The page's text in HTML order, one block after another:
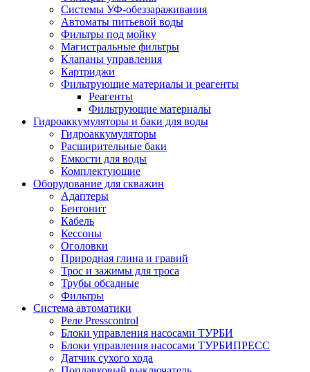
Системы УФ-обеззараживания
Автоматы питьевой воды
Фильтры под мойку
Магистральные фильтры
Клапаны управления
Картриджи
Фильтрующие материалы и реагенты
Реагенты
Фильтрующие материалы
Гидроаккумуляторы и баки для воды
Гидроаккумуляторы
Расширительные баки
Емкости для воды
Комплектующие
Оборудование для скважин
Адаптеры
Бентонит
Кабель
Кессоны
Оголовки
Природная глина и гравий
Трос и зажимы для троса
Трубы обсадные
Фильтры
Система автоматики
Реле Presscontrol
Блоки управления насосами ТУРБИ
Блоки управления насосами ТУРБИПРЕСС
Датчик сухого хода